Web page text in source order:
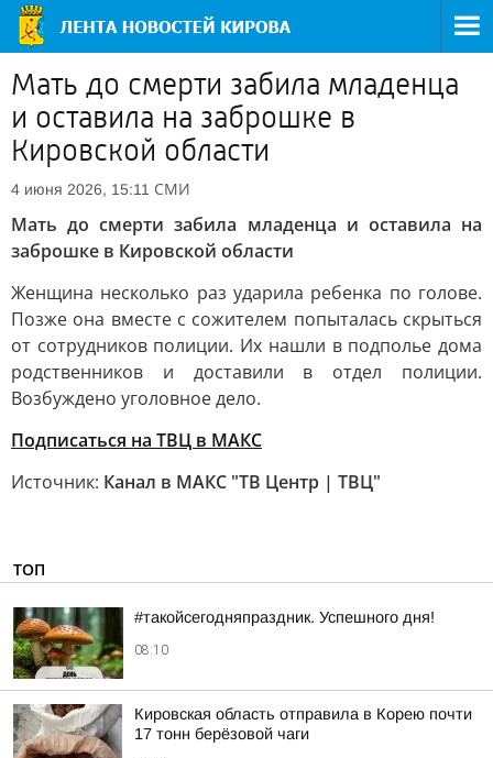
Мать до смерти забила младенца
и оставила на заброшке в
Кировской области
4 июня 2026, 15:11 СМИ
Мать до смерти забила младенца и оставила на
заброшке в Кировской области
Женщина несколько раз ударила ребенка по голове.
Позже она вместе с сожителем попыталась скрыться
от сотрудников полиции. Их нашли в подполье дома
родственников и доставили в отдел полиции.
Возбуждено уголовное дело.
Подписаться на ТВЦ в МАКС
Источник: Канал в МАКС "ТВ Центр | ТВЦ"
ТОП
#такойсегодняпраздник. Успешного дня!
08:10
Кировская область отправила в Корею почти
17 тонн берёзовой чаги